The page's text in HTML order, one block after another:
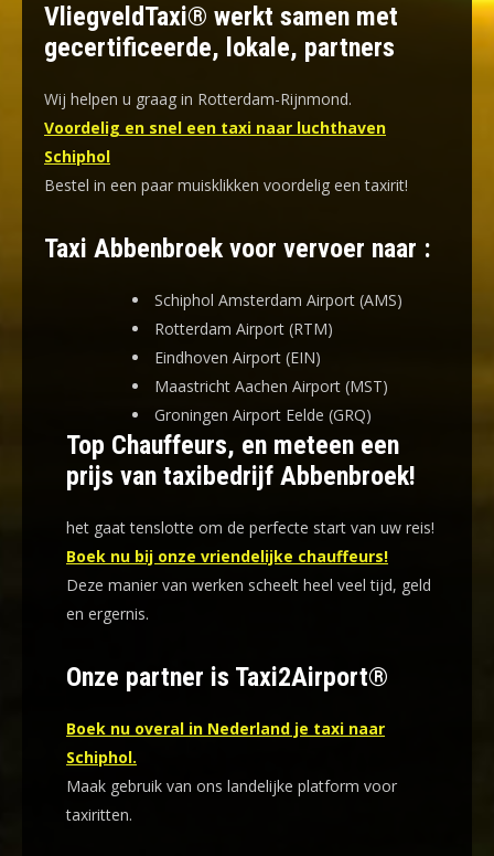
VliegveldTaxi® werkt samen met
gecertificeerde, lokale, partners
Wij helpen u graag in Rotterdam-Rijnmond.
Voordelig en snel een taxi naar luchthaven
Schiphol
Bestel in een paar muisklikken voordelig een taxirit!
Taxi Abbenbroek voor vervoer naar :
Schiphol Amsterdam Airport (AMS)
Rotterdam Airport (RTM)
Eindhoven Airport (EIN)
Maastricht Aachen Airport (MST)
Groningen Airport Eelde (GRQ)
Top Chauffeurs, en meteen een
prijs van taxibedrijf Abbenbroek!
het gaat tenslotte om de perfecte start van uw reis!
Boek nu bij onze vriendelijke chauffeurs!
Deze manier van werken scheelt heel veel tijd, geld
en ergernis.
Onze partner is Taxi2Airport®
Boek nu overal in Nederland je taxi naar
Schiphol.
Maak gebruik van ons landelijke platform voor
taxiritten.